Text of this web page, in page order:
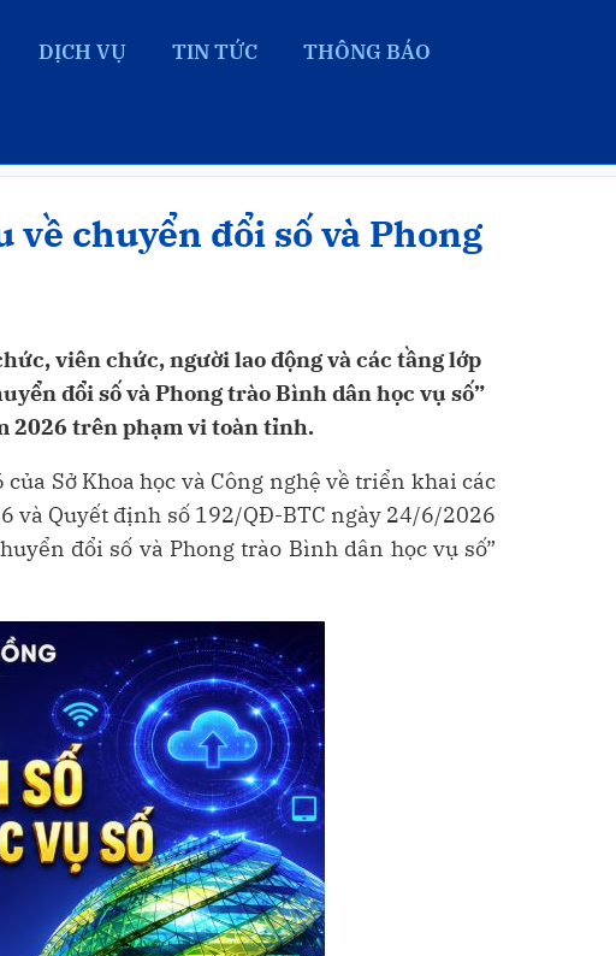
DỊCH VỤ TIN TỨC THÔNG BÁO
chuyển đổi số và Phong
viên chức, người lao động và các tầng lớp
đổi số và Phong trào Bình dân học vụ số”
2026 trên phạm vi toàn tỉnh.
Sở Khoa học và Công nghệ về triển khai các
và Quyết định số 192/QĐ-BTC ngày 24/6/2026
đổi số và Phong trào Bình dân học vụ số”